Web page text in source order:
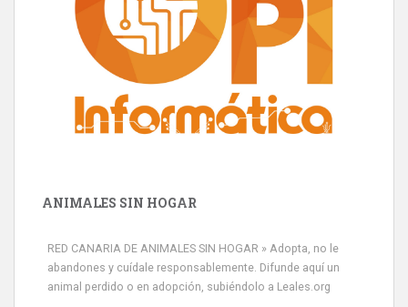
ANIMALES SIN HOGAR
RED CANARIA DE ANIMALES SIN HOGAR » Adopta, no le
abandones y cuídale responsablemente. Difunde aquí un
animal perdido o en adopción, subiéndolo a Leales.org